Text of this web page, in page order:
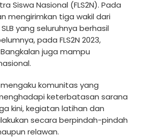
Siswa Nasional (FLS2N). Pada
mengirimkan tiga wakil dari
yang seluruhnya berhasil
pada FLS2N 2023,
juga mampu
mengaku komunitas yang
keterbatasan sarana
kini, kegiatan latihan dan
secara berpindah-pindah
relawan.